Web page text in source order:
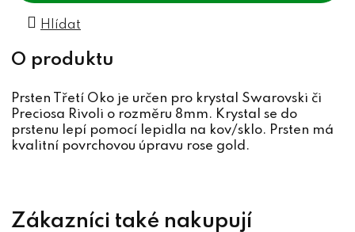
Hlídat
Prsten Třetí Oko je určen pro krystal Swarovski či
Preciosa Rivoli o rozměru 8mm. Krystal se do
prstenu lepí pomocí lepidla na kov/sklo. Prsten má
kvalitní povrchovou úpravu rose gold.